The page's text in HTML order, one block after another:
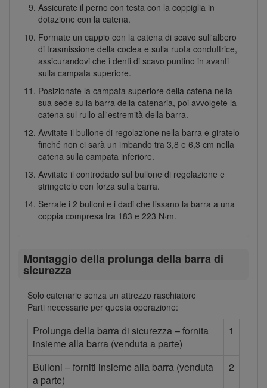
Assicurate il perno con testa con la coppiglia in
dotazione con la catena.
Formate un cappio con la catena di scavo sull'albero
di trasmissione della coclea e sulla ruota conduttrice,
assicurandovi che i denti di scavo puntino in avanti
sulla campata superiore.
Posizionate la campata superiore della catena nella
sua sede sulla barra della catenaria, poi avvolgete la
catena sul rullo all'estremità della barra.
Avvitate il bullone di regolazione nella barra e giratelo
finché non ci sarà un imbando tra 3,8 e 6,3 cm nella
catena sulla campata inferiore.
Avvitate il controdado sul bullone di regolazione e
stringetelo con forza sulla barra.
Serrate i 2 bulloni e i dadi che fissano la barra a una
coppia compresa tra 183 e 223 N·m.
Montaggio della prolunga della barra di
sicurezza
Solo catenarie senza un attrezzo raschiatore
Parti necessarie per questa operazione:
Prolunga della barra di sicurezza – fornita
insieme alla barra (venduta a parte)
1
Bulloni – forniti insieme alla barra (venduta
a parte)
2